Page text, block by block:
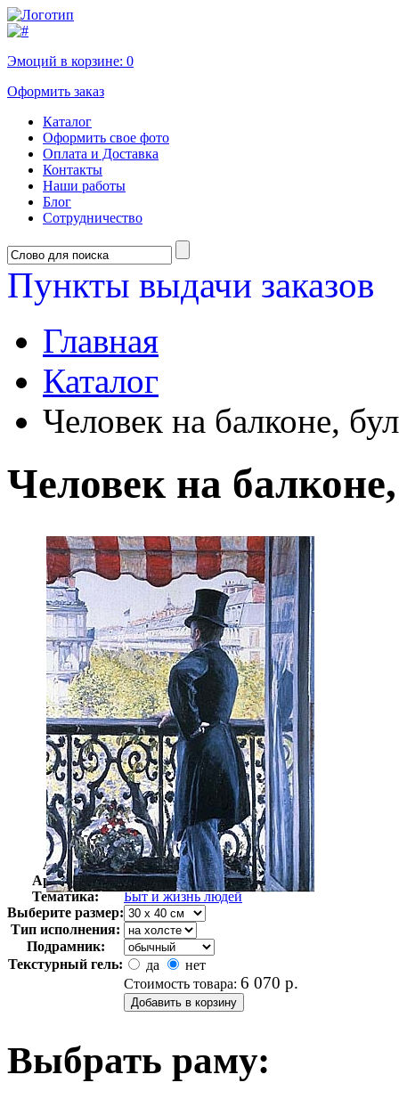
Эмоций в корзине: 0
Оформить заказ
Каталог
Оформить свое фото
Оплата и Доставка
Контакты
Наши работы
Блог
Сотрудничество
Пункты выдачи заказов
Главная
Каталог
Человек на балконе,
Человек на
Автор:
Кайботт Гюстав
Арт-стиль
Парижская школа
Тематика:
Быт и жизнь людей
Выберите размер:
Тип исполнения:
Подрамник:
Текстурный гель:
да
нет
Стоимость товара: 6 070 р.
Выбрать раму: